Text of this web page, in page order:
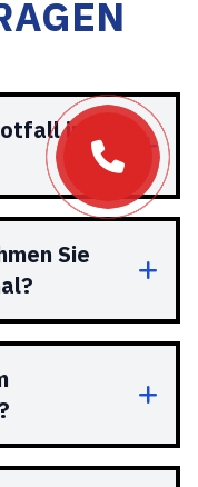
in
Sie